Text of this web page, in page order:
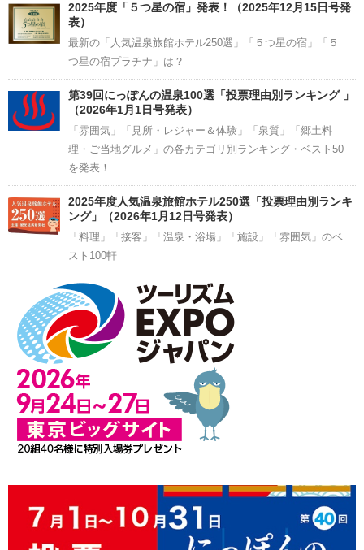
2025年度「５つ星の宿」発表！（2025年12月15日号発
表）
最新の「人気温泉旅館ホテル250選」「５つ星の宿」「５
つ星の宿プラチナ」は？
第39回にっぽんの温泉100選「投票理由別ランキング 」
（2026年1月1日号発表）
「雰囲気」「見所・レジャー＆体験」「泉質」「郷土料
理・ご当地グルメ」の各カテゴリ別ランキング・ベスト50
を発表！
2025年度人気温泉旅館ホテル250選「投票理由別ランキ
ング」（2026年1月12日号発表）
「料理」「接客」「温泉・浴場」「施設」「雰囲気」のベ
スト100軒